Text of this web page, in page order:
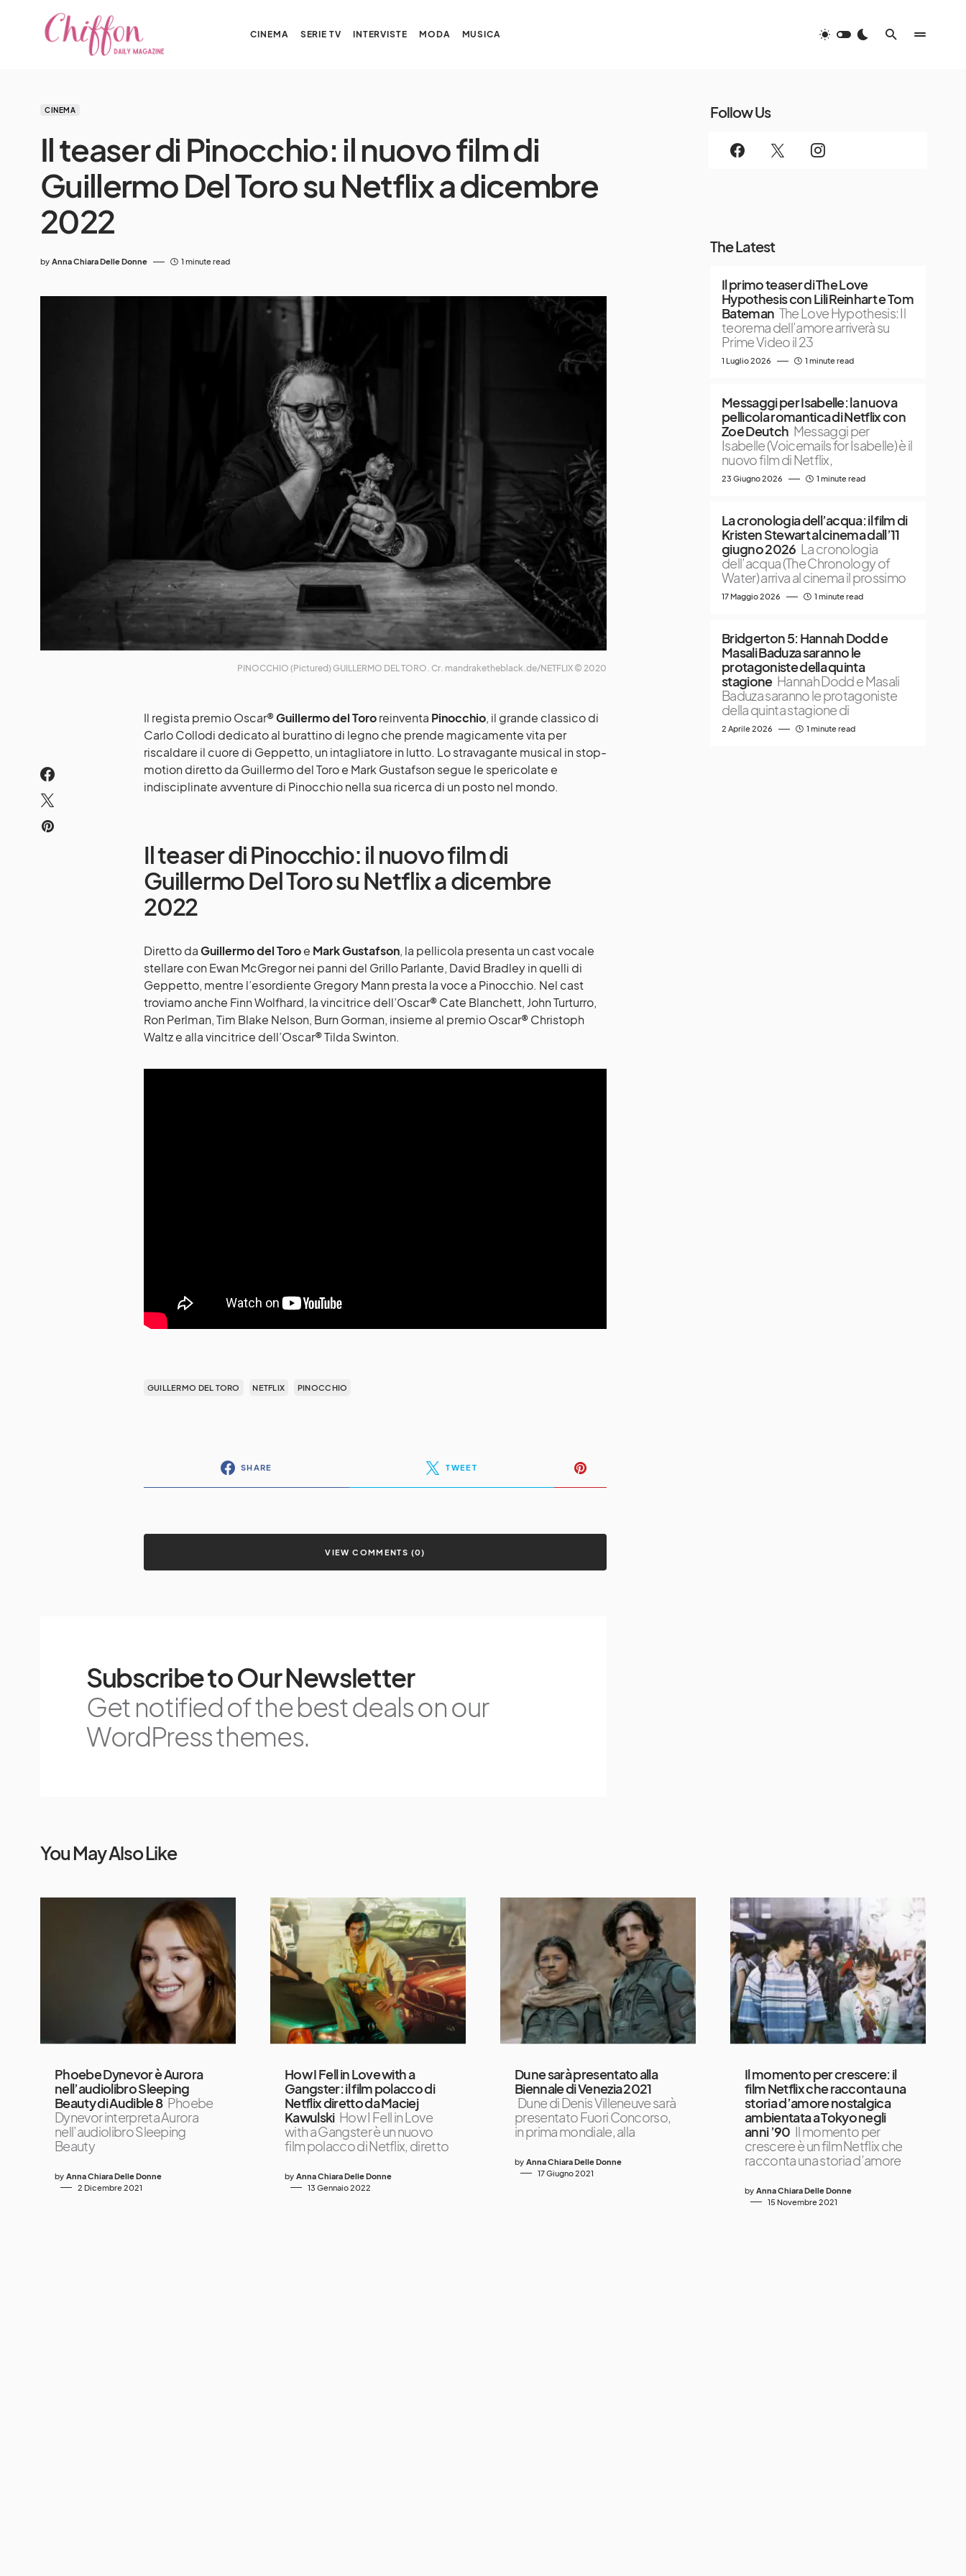
CINEMA SERIE TV INTERVISTE MODA MUSICA
CINEMA
Il teaser di Pinocchio: il nuovo film di
Guillermo Del Toro su Netflix a dicembre
2022
by Anna Chiara Delle Donne 1 minute read
PINOCCHIO (Pictured) GUILLERMO DEL TORO. Cr. mandraketheblack.de/NETFLIX © 2020
Il regista premio Oscar®Guillermo del Tororeinventa Pinocchio, il grande classico di
Carlo Collodi dedicato al burattino di legno che prende magicamente vita per
riscaldare il cuore di Geppetto, un intagliatore in lutto. Lo stravagante musical in stop-
motion diretto da Guillermo del Toro e Mark Gustafson segue le spericolate e
indisciplinate avventure di Pinocchio nella sua ricerca di un posto nel mondo.
Il teaser di Pinocchio: il nuovo film di
Guillermo Del Toro su Netflix a dicembre
2022
Diretto daGuillermo del Toroe Mark Gustafson, la pellicola presenta un cast vocale
stellare con Ewan McGregor nei panni del Grillo Parlante, David Bradley in quelli di
Geppetto, mentre l’esordiente Gregory Mann presta la voce a Pinocchio. Nel cast
troviamo anche Finn Wolfhard, la vincitrice dell’Oscar® Cate Blanchett, John Turturro,
Ron Perlman, Tim Blake Nelson, Burn Gorman, insieme al premio Oscar® Christoph
Waltz e alla vincitrice dell’Oscar® Tilda Swinton.
GUILLERMO DEL TORO NETFLIX PINOCCHIO
SHARE TWEET
VIEW COMMENTS (0)
Subscribe to Our Newsletter
Get notified of the best deals on our
WordPress themes.
Follow Us
The Latest
Il primo teaser di The Love
Hypothesis con Lili Reinhart e Tom
Bateman The Love Hypothesis: Il
teorema dell’amore arriverà su
Prime Video il 23
1 Luglio 2026 1 minute read
Messaggi per Isabelle: la nuova
pellicola romantica di Netflix con
Zoe Deutch Messaggi per
Isabelle (Voicemails for Isabelle) è il
nuovo film di Netflix,
23 Giugno 2026 1 minute read
La cronologia dell’acqua: il film di
Kristen Stewart al cinema dall’11
giugno 2026 La cronologia
dell’acqua (The Chronology of
Water) arriva al cinema il prossimo
17 Maggio 2026 1 minute read
Bridgerton 5: Hannah Dodd e
Masali Baduza saranno le
protagoniste della quinta
stagione Hannah Dodd e Masali
Baduza saranno le protagoniste
della quinta stagione di
2 Aprile 2026 1 minute read
You May Also Like
Phoebe Dynevor è Aurora
nell’audiolibro Sleeping
Beauty di Audible 8 Phoebe
Dynevor interpreta Aurora
nell’audiolibro Sleeping
Beauty
by Anna Chiara Delle Donne
2 Dicembre 2021
How I Fell in Love with a
Gangster: il film polacco di
Netflix diretto da Maciej
Kawulski How I Fell in Love
with a Gangster è un nuovo
film polacco di Netflix, diretto
by Anna Chiara Delle Donne
13 Gennaio 2022
Dune sarà presentato alla
Biennale di Venezia 2021
Dune di Denis Villeneuve sarà
presentato Fuori Concorso,
in prima mondiale, alla
by Anna Chiara Delle Donne
17 Giugno 2021
Il momento per crescere: il
film Netflix che racconta una
storia d’amore nostalgica
ambientata a Tokyo negli
anni ’90 Il momento per
crescere è un film Netflix che
racconta una storia d’amore
by Anna Chiara Delle Donne
15 Novembre 2021